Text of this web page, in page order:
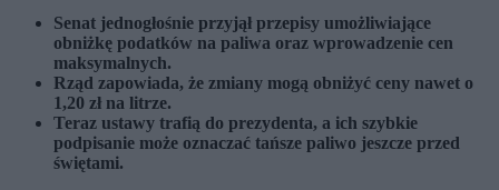
Senat jednogłośnie przyjął przepisy umożliwiające
obniżkę podatków na paliwa oraz wprowadzenie cen
maksymalnych.
Rząd zapowiada, że zmiany mogą obniżyć ceny nawet o
1,20 zł na litrze.
Teraz ustawy trafią do prezydenta, a ich szybkie
podpisanie może oznaczać tańsze paliwo jeszcze przed
świętami.